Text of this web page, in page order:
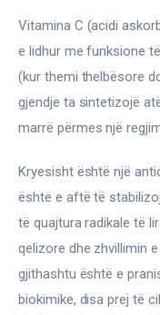
Risite shkencore dhe
Semundjet
Të njohim
Vitamina C (acidi
e lidhur me funksione
(kur themi thelbësore
gjendje ta sintetizojë
marrë përmes një
Kryesisht është një
është e aftë të
të quajtura radikale të
qelizore dhe zhvillimin
gjithashtu është e
biokimike, disa prej të